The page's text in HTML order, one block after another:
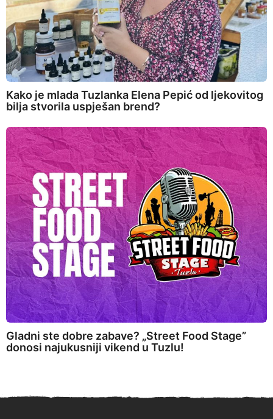
Kako je mlada Tuzlanka Elena Pepić od ljekovitog
bilja stvorila uspješan brend?
Gladni ste dobre zabave? „Street Food Stage”
donosi najukusniji vikend u Tuzlu!